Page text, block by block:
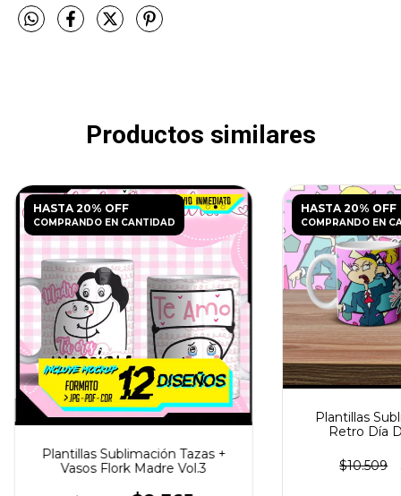
Productos similares
HASTA 20% OFF
COMPRANDO EN CANTIDAD
Plantillas Sublimación Tazas +
Vasos Flork Madre Vol.3
HASTA 20% OFF
COMPRANDO EN
Plantillas
Retro Día
$10.509